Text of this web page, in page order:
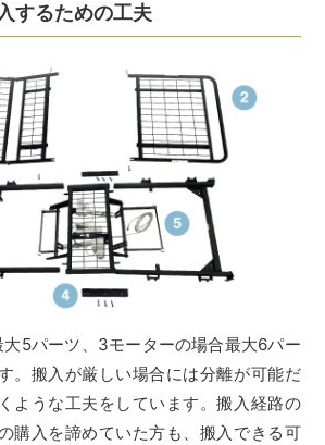
するための工夫
5パーツ、3モーターの場合最大6パー
。搬入が厳しい場合には分離が可能だ
ような工夫をしています。搬入経路の
購入を諦めていた方も、搬入できる可